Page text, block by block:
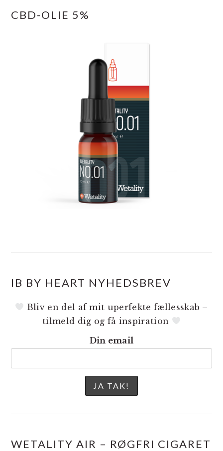
CBD-OLIE 5%
IB BY HEART NYHEDSBREV
Bliv en del af mit uperfekte fællesskab –
tilmeld dig og få inspiration
Din email
WETALITY AIR – RØGFRI CIGARET